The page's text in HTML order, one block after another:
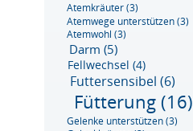
Atemkräuter(3)
Atemwege unterstützen(3)
Atemwohl (3)
Darm (5)
Fellwechsel (4)
Futtersensibel (6)
Fütterung (16)
Gelenke unterstützen(3)